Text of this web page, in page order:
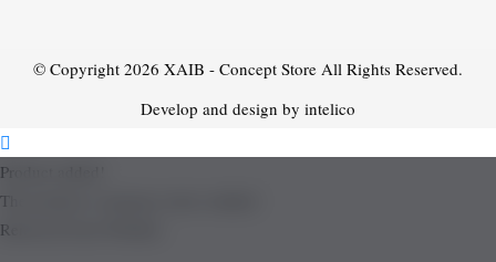
© Copyright 2026 XAIB - Concept Store All Rights Reserved.
Develop and design by intelico
Product added!
The product is already in the wishlist!
Removed from Wishlist